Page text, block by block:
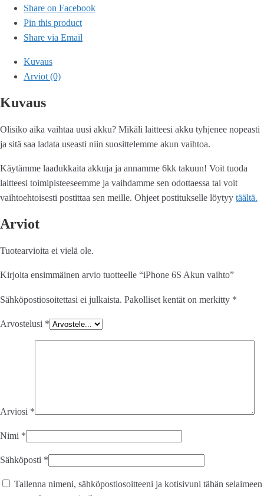
Share on Facebook
Pin this product
Share via Email
Kuvaus
Arviot (0)
Kuvaus
Olisiko aika vaihtaa uusi akku? Mikäli laitteesi akku tyhjenee nopeasti
ja sitä saa ladata useasti niin suosittelemme akun vaihtoa.
Käytämme laadukkaita akkuja ja annamme 6kk takuun! Voit tuoda
laitteesi toimipisteeseemme ja vaihdamme sen odottaessa tai voit
vaihtoehtoisesti postittaa sen meille. Ohjeet postitukselle löytyy täältä.
Arviot
Tuotearvioita ei vielä ole.
Kirjoita ensimmäinen arvio tuotteelle “iPhone 6S Akun vaihto”
Sähköpostiosoitettasi ei julkaista. Pakolliset kentät on merkitty *
Arvostelusi *
Arviosi *
Nimi *
Sähköposti *
Tallenna nimeni, sähköpostiosoitteeni ja kotisivuni tähän selaimeen